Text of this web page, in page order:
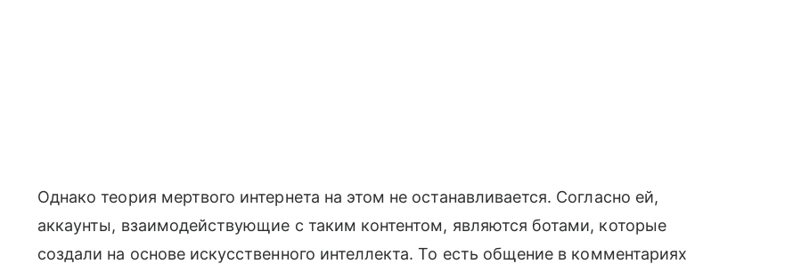
Однако теория мертвого интернета на этом не останавливается. Согласно ей,
аккаунты, взаимодействующие с таким контентом, являются ботами, которые
создали на основе искусственного интеллекта. То есть общение в комментариях